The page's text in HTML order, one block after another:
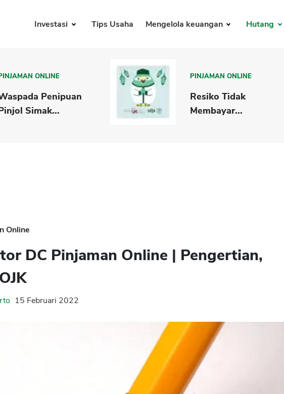
Investasi Tips Usaha Mengelola keuangan Hutang
ONLINE
Penipuan
Simak...
PINJAMAN ONLINE
Resiko Tidak
Membayar...
Online
DC Pinjaman Online | Pengertian,
15 Februari 2022